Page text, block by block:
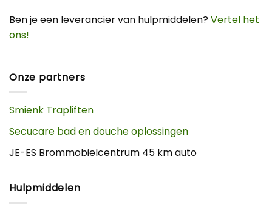
Ben je een leverancier van hulpmiddelen?Vertel het
ons!
Onze partners
Smienk Trapliften
Secucare bad en douche oplossingen
JE-ES Brommobielcentrum 45 km auto
Hulpmiddelen